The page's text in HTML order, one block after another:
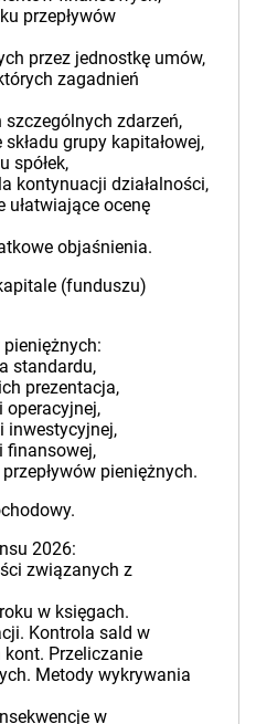
przepływów
przez jednostkę umów,
zagadnień
zdarzeń,
grupy kapitałowej,
spółek,
kontynuacji działalności,
ocenę
objaśnienia.
(funduszu)
pieniężnych:
standardu,
prezentacja,
operacyjnej,
inwestycyjnej,
finansowej,
pieniężnych.
2026:
związanych z
w księgach.
Kontrola sald w
Przeliczanie
Metody wykrywania
w